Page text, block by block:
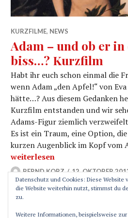
KURZFILME, NEWS
Adam – und ob er in
biss…? Kurzfilm
Habt ihr euch schon einmal die
wenn Adam „den Apfel!“ von
hätte…? Aus diesem Gedanken
Kurzfilm entstanden und wir
Adams-Figur ziemlich
Es ist ein Traum, eine Option,
kurzen Augenblick im Kopf vom
Adam – und ob er in den Apfel
weiterlesen
BERND KORZ 12. OKTOBER
Datenschutz und Cookies: Diese Website
die Website weiterhin nutzt, stimmst du
zu.
Weitere Informationen, beispielsweise